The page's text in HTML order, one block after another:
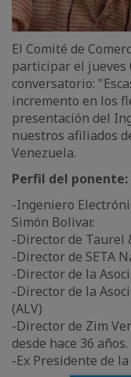
El Comité de
participar el jueves
conversatorio:
incremento en los
presentación del
nuestros afiliados
Venezuela.
Perfil del ponente:
-Ingeniero
Simón Bolivar.
-Director de Taurel
-Director de SETA
-Director de la
-Director de la
(ALV)
-Director de Zim
desde hace 36 años.
-Ex Presidente de